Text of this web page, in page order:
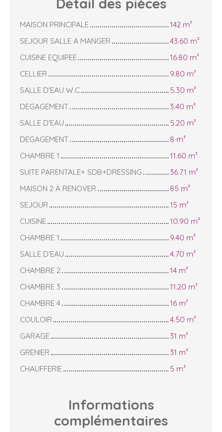
Détail des pièces
MAISON PRINCIPALE
142 m²
SEJOUR SALLE A MANGER
43.60 m²
CUISINE EQUIPEE
16.80 m²
CELLIER
9.80 m²
SALLE D'EAU W.C
5.30 m²
DEGAGEMENT
3.40 m²
SALLE D'EAU
5.20 m²
DEGAGEMENT
8 m²
CHAMBRE 1
11.60 m²
SUITE PARENTALE+ SDB+DRESSING
36.71 m²
MAISON 2 A RENOVER
85 m²
SEJOUR
15 m²
CUISINE
10.90 m²
CHAMBRE 1
9.40 m²
SALLE D'EAU
4.70 m²
CHAMBRE 2
14 m²
CHAMBRE 3
11.20 m²
CHAMBRE 4
16 m²
COULOIR
4.50 m²
GARAGE
31 m²
GRENIER
31 m²
CHAUFFERIE
5 m²
Informations
complémentaires